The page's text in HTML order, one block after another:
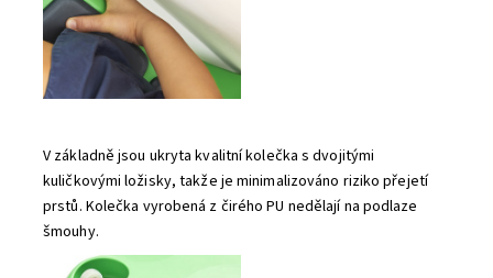
V základně jsou ukryta kvalitní kolečka s dvojitými
kuličkovými ložisky, takže je minimalizováno riziko přejetí
prstů. Kolečka vyrobená z čirého PU nedělají na podlaze
šmouhy.